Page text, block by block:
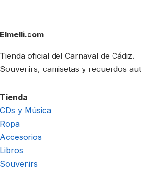
Elmelli.com
Tienda oficial del Carnaval de Cádiz.
Souvenirs, camisetas y recuerdos
Tienda
CDs y Música
Ropa
Accesorios
Libros
Souvenirs